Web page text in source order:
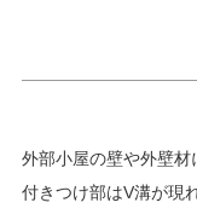
外部小屋の壁や外壁材
付きつけ部はV溝が現